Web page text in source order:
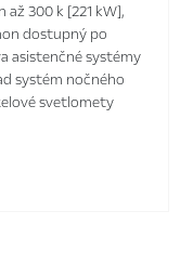
300 k [221 kW],
dostupný po
asistenčné systémy
systém nočného
svetlomety